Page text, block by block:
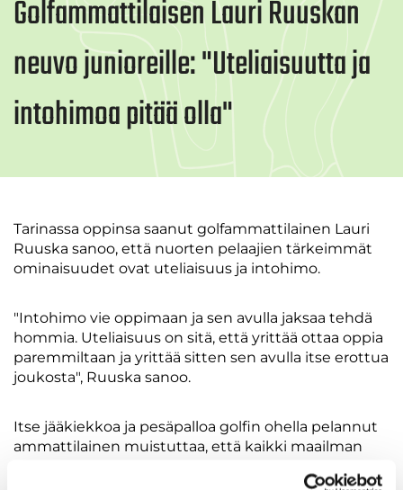
Golfammattilaisen Lauri Ruuskan
neuvo junioreille: "Uteliaisuutta ja
intohimoa pitää olla" ​​​​​​​
Tarinassa oppinsa saanut golfammattilainen Lauri
Ruuska sanoo, että nuorten pelaajien tärkeimmät
ominaisuudet ovat uteliaisuus ja intohimo.
"Intohimo vie oppimaan ja sen avulla jaksaa tehdä
hommia. Uteliaisuus on sitä, että yrittää ottaa oppia
paremmiltaan ja yrittää sitten sen avulla itse erottua
joukosta", Ruuska sanoo.
Itse jääkiekkoa ja pesäpalloa golfin ohella pelannut
ammattilainen muistuttaa, että kaikki maailman